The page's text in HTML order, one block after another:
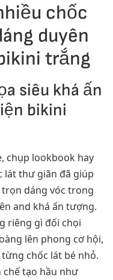
chốc
duyên
trắng
siêu khá ấn
bikini
chụp lookbook hay
lát thư giãn đã giúp
dáng vóc trong
and khá ấn tượng.
riêng gì đối chọi
lên phong cơ hội,
chốc lát bé nhỏ.
chế tạo hầu như